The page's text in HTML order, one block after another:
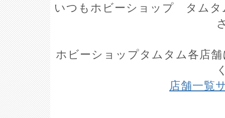
いつもホビーショップ タムタ
ホビーショップタムタム各店
店舗一覧